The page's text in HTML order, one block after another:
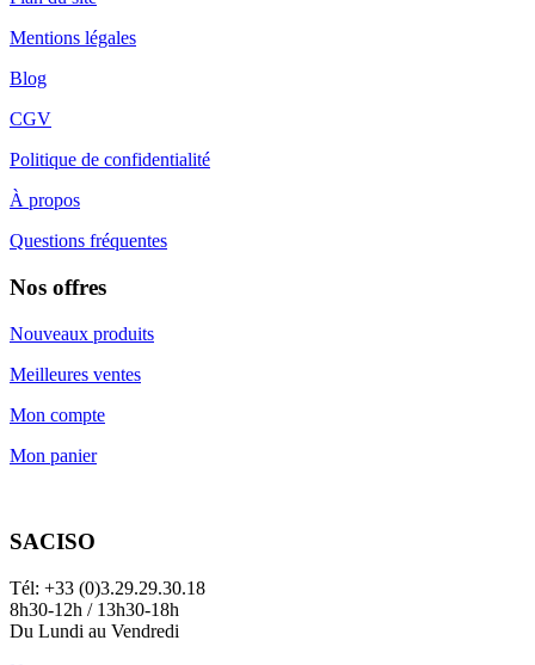
Mentions légales
Blog
CGV
Politique de confidentialité
À propos
Questions fréquentes
Nos offres
Nouveaux produits
Meilleures ventes
Mon compte
Mon panier
SACISO
Tél: +33 (0)3.29.29.30.18
8h30-12h / 13h30-18h
Du Lundi au Vendredi